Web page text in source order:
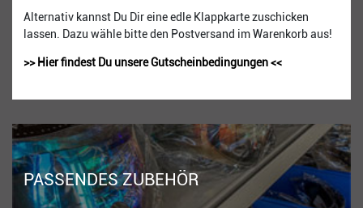
Alternativ kannst Du Dir eine edle Klappkarte zuschicken
lassen. Dazu wähle bitte den Postversand im Warenkorb aus!
>> Hier findest Du unsere Gutscheinbedingungen <<
PASSENDES ZUBEHÖR